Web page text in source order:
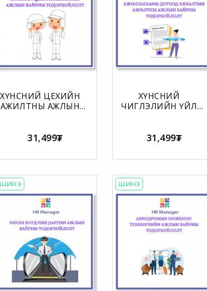
ХҮНСНИЙ ЦЕХИЙН
АЖИЛТНЫ АЖЛЫН
31,499₮
ХҮНСНИЙ
ЧИГЛЭЛИЙН ҮЙЛ
АЖИЛТНЫ АЖЛЫН
ТОДОРХОЙЛОЛТ
31,499₮
ШИНЭ ШИНЭ